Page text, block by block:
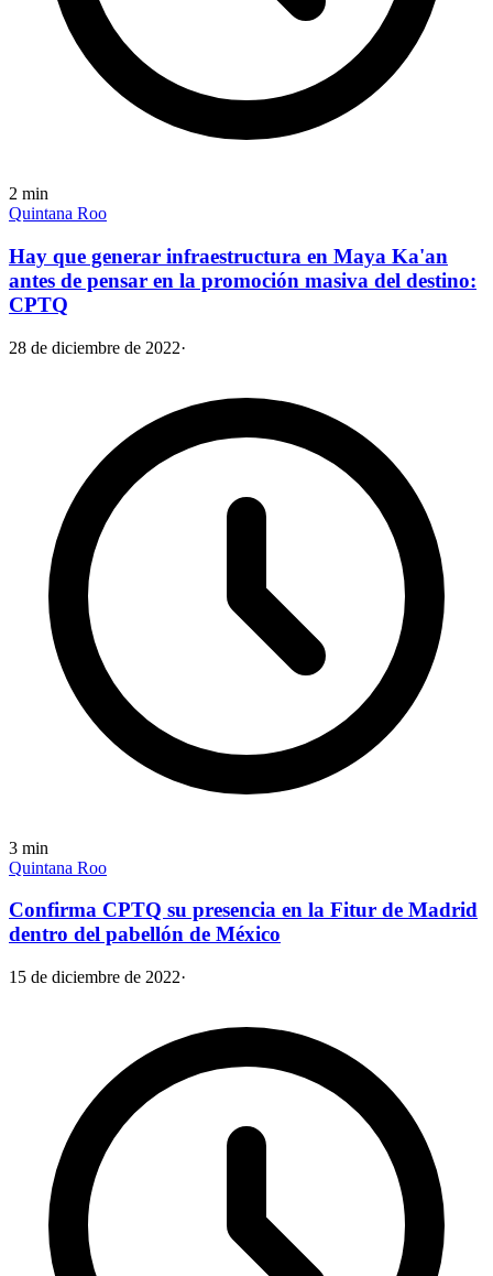
2 min
Quintana Roo
Hay que generar infraestructura en Maya Ka'an
antes de pensar en la promoción masiva del destino:
CPTQ
28 de diciembre de 2022·
3 min
Quintana Roo
Confirma CPTQ su presencia en la Fitur de Madrid
dentro del pabellón de México
15 de diciembre de 2022·